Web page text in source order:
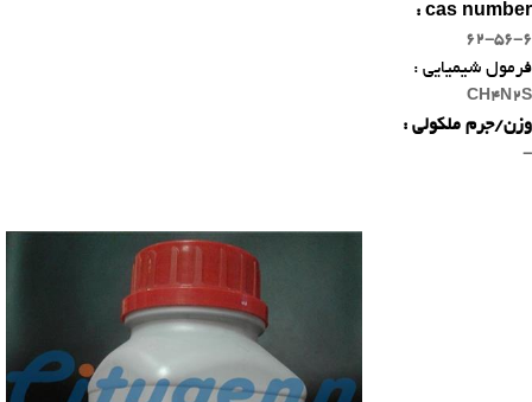
cas number :
62-56-6
فرمول شیمیایی :
CH4N2S
وزن/جرم ملکولی :
-